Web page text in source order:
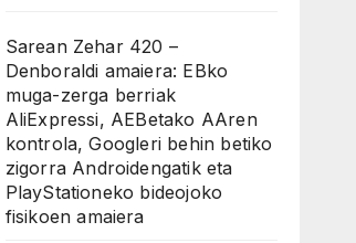
Sarean Zehar 420 –
Denboraldi amaiera: EBko
muga-zerga berriak
AliExpressi, AEBetako AAren
kontrola, Googleri behin betiko
zigorra Androidengatik eta
PlayStationeko bideojoko
fisikoen amaiera